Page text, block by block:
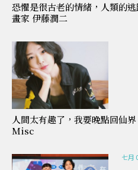
恐懼是很古老的情緒，人類的
畫家 伊藤潤二
人間太有趣了，我要晚點回仙
Misc
七月